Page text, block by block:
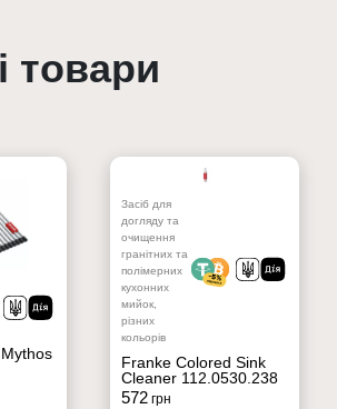
товари
Засіб для
догляду та
очищення
гранітних та
полімерних
кухонних
мийок,
різних
кольорів
Franke Colored Sink
Cleaner 112.0530.238
572грн